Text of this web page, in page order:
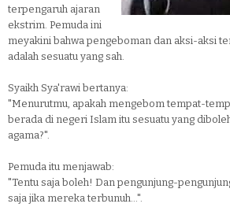
terpengaruh ajaran
ekstrim. Pemuda ini
meyakini bahwa pengeboman dan aksi-aksi
adalah sesuatu yang sah.
Syaikh Sya'rawi bertanya:
"Menurutmu, apakah mengebom tempat-
berada di negeri Islam itu sesuatu yang
agama?".
Pemuda itu menjawab:
"Tentu saja boleh! Dan pengunjung-
saja jika mereka terbunuh...".